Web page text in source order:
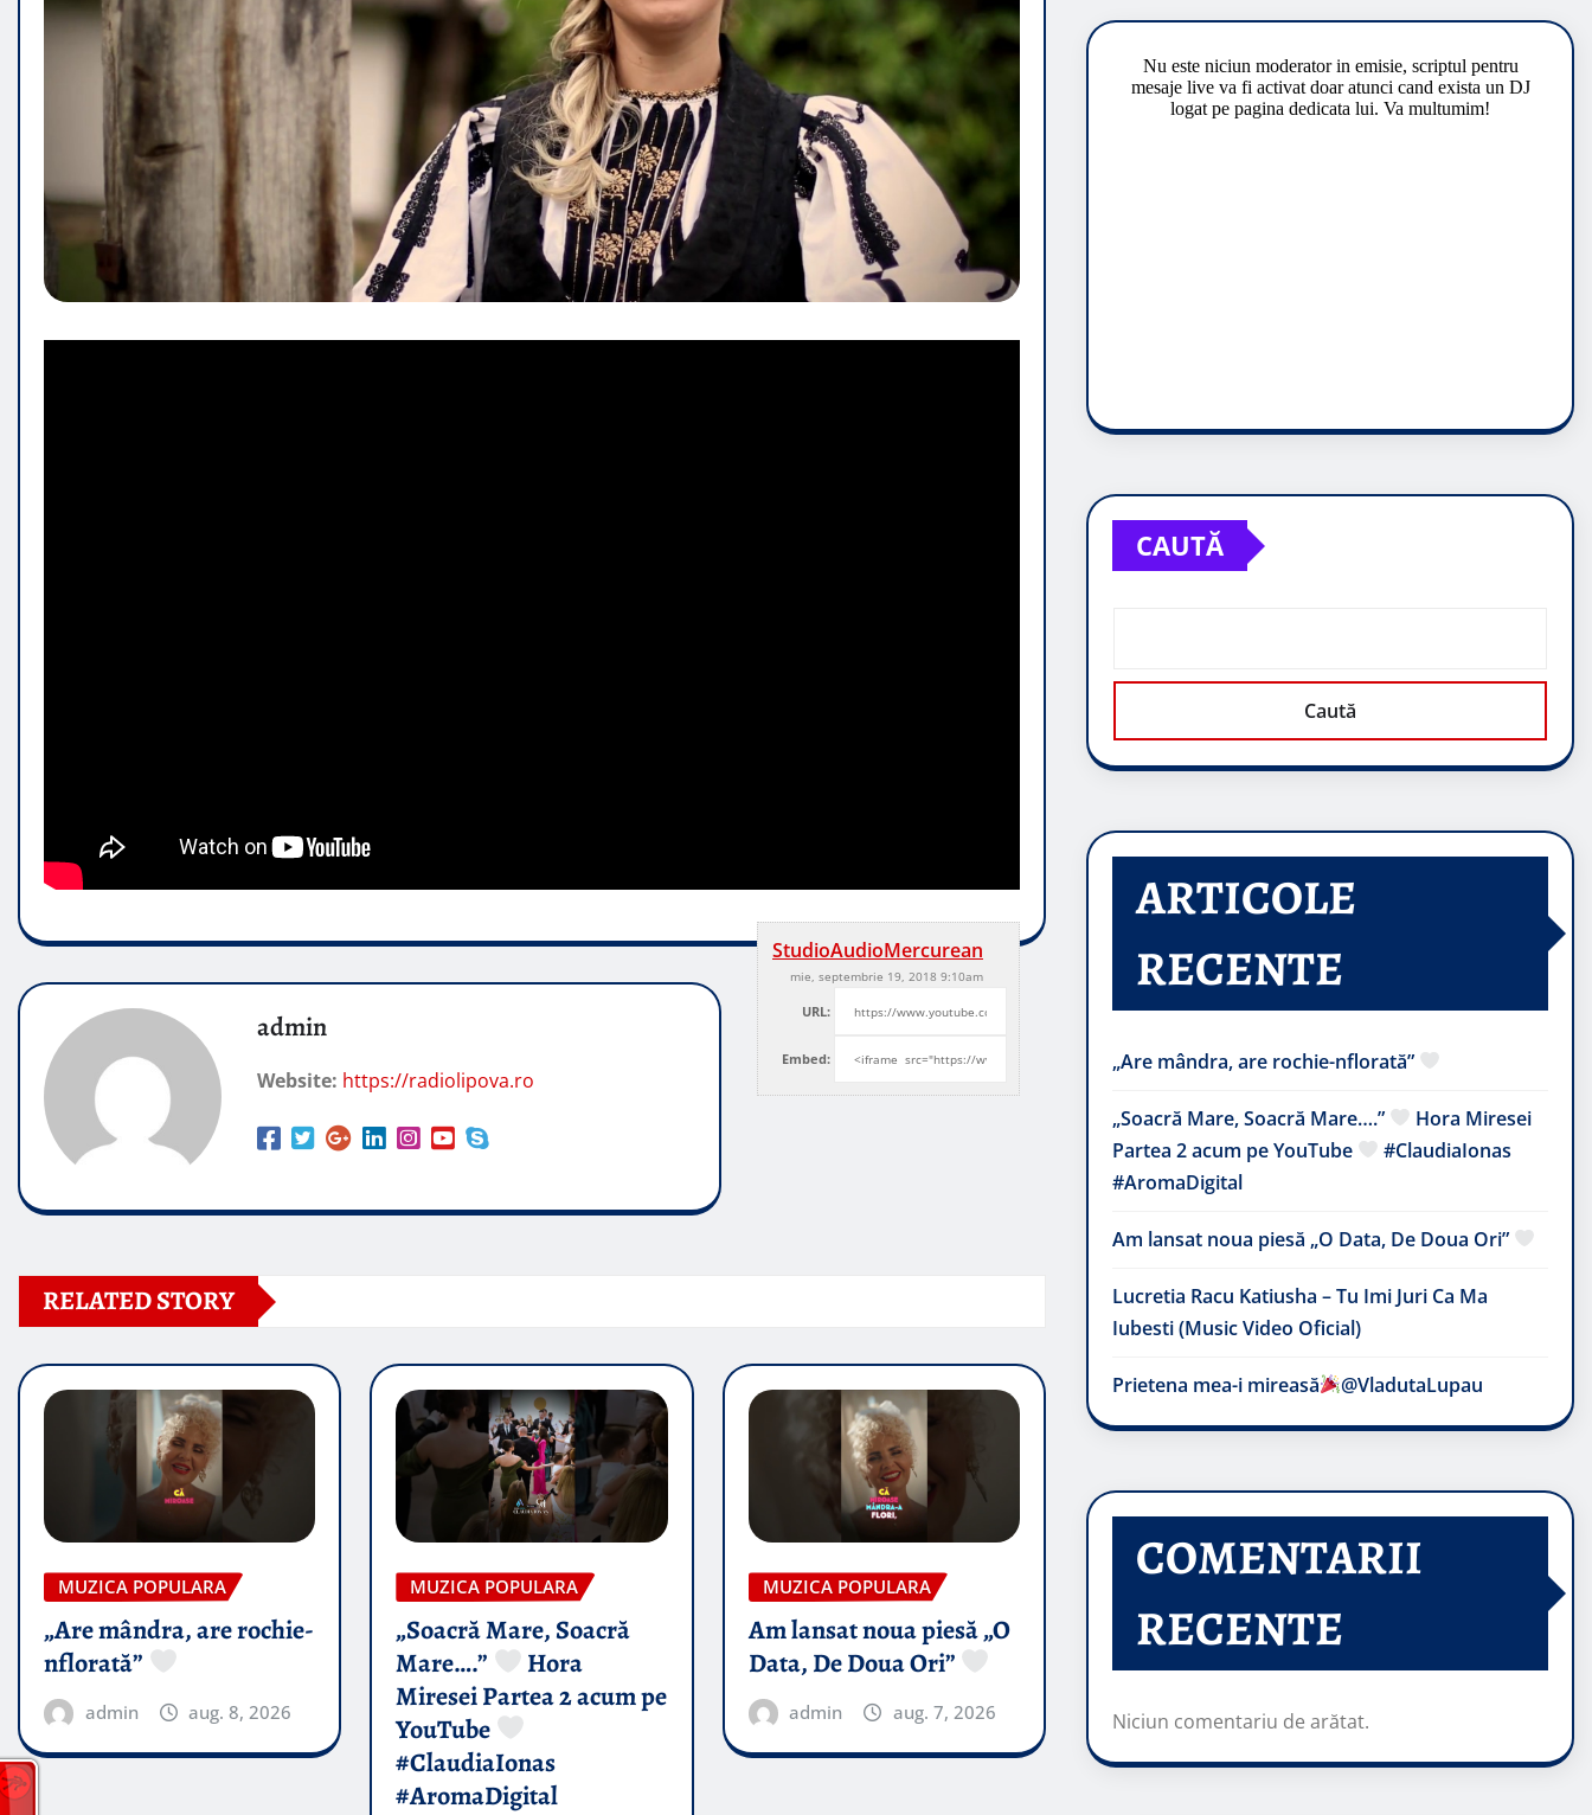
StudioAudioMercurean
mie, septembrie 19, 2018 9:10am
URL:
Embed:
admin
Website: https://radiolipova.ro
RELATED STORY
MUZICA POPULARA
„Are mândra, are rochie-
nflorată”
admin aug. 8, 2026
MUZICA POPULARA
„Soacră Mare, Soacră
Mare….”
Hora
Miresei Partea 2 acum pe
YouTube
#ClaudiaIonas
#AromaDigital
MUZICA POPULARA
Am lansat noua piesă „O
Data, De Doua Ori”
admin aug. 7, 2026
CAUTĂ
Caută
ARTICOLE
RECENTE
„Are mândra, are rochie-nflorată”
„Soacră Mare, Soacră Mare….”
Hora Miresei
Partea 2 acum pe YouTube
#ClaudiaIonas
#AromaDigital
Am lansat noua piesă „O Data, De Doua Ori”
Lucretia Racu Katiusha – Tu Imi Juri Ca Ma
Iubesti (Music Video Oficial)
Prietena mea-i mireasă​ @VladutaLupau
COMENTARII
RECENTE
Niciun comentariu de arătat.